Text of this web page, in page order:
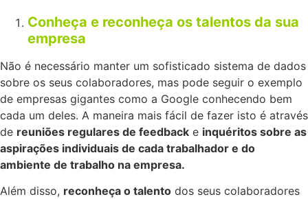
Conheça e reconheça os talentos da sua
empresa
Não é necessário manter um sofisticado sistema de dados
sobre os seus colaboradores, mas pode seguir o exemplo
de empresas gigantes como a Google conhecendo bem
cada um deles. A maneira mais fácil de fazer isto é através
de reuniões regulares de feedback e inquéritos sobre as
aspirações individuais de cada trabalhador e do
ambiente de trabalho na empresa.
Além disso, reconheça o talento dos seus colaboradores